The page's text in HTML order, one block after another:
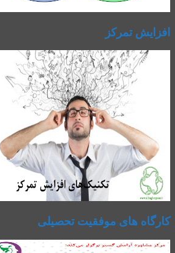
افزایش تمرکز
کارگاه های موفقیت تحصیلی